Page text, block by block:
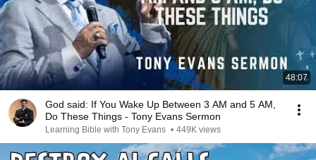
48:07
God said: If You Wake Up Between 3 AM and 5 AM,
Do These Things - Tony Evans Sermon
Learning Bible with Tony Evans • 449K views